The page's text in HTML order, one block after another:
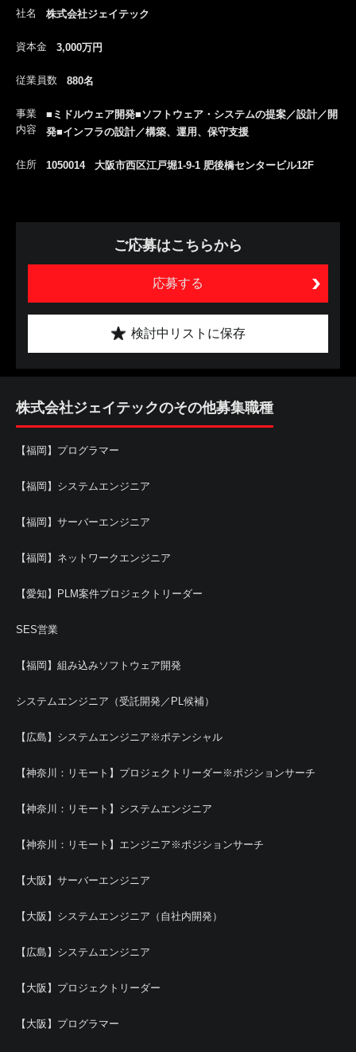
社名 株式会社ジェイテック
資本金 3,000万円
従業員数 880名
事業
内容
■ミドルウェア開発■ソフトウェア・システムの提案／設計／開
発■インフラの設計／構築、運用、保守支援
住所 1050014 大阪市西区江戸堀1-9-1 肥後橋センタービル12F
ご応募はこちらから
応募する
検討中リストに保存
株式会社ジェイテックのその他募集職種
【福岡】プログラマー
【福岡】システムエンジニア
【福岡】サーバーエンジニア
【福岡】ネットワークエンジニア
【愛知】PLM案件プロジェクトリーダー
SES営業
【福岡】組み込みソフトウェア開発
システムエンジニア（受託開発／PL候補）
【広島】システムエンジニア※ポテンシャル
【神奈川：リモート】プロジェクトリーダー※ポジションサーチ
【神奈川：リモート】システムエンジニア
【神奈川：リモート】エンジニア※ポジションサーチ
【大阪】サーバーエンジニア
【大阪】システムエンジニア（自社内開発）
【広島】システムエンジニア
【大阪】プロジェクトリーダー
【大阪】プログラマー